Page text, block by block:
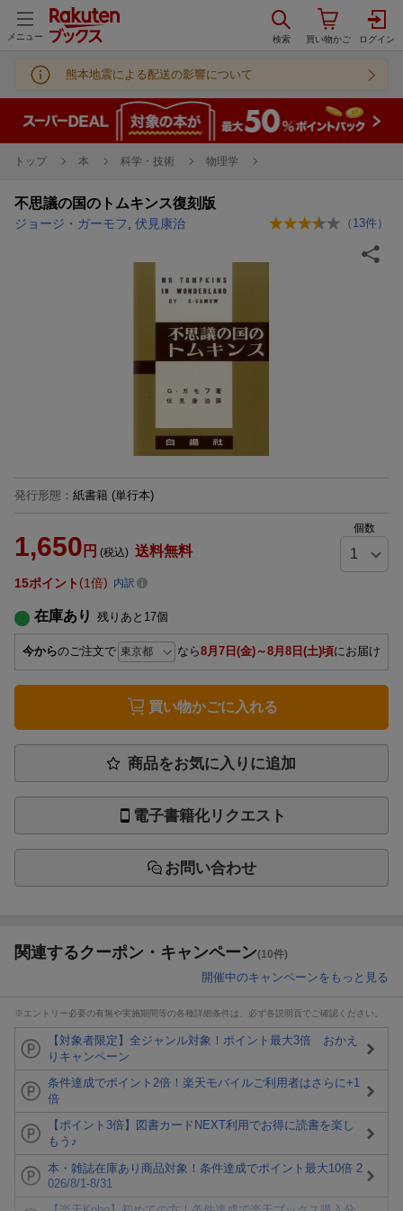
メニュー
熊本地震による配送の影響について
トップ 本 科学・技術 物理学
不思議の国のトムキンス復刻版
ジョージ・ガーモフ 伏見康治 （ 13件）
発行形態 ： 紙書籍 (単行本)
1,650 円 (税込) 送料無料
個数
15ポイント 1倍 内訳
在庫あり 残りあと 17個
今からのご注文で なら8月7日(金)～8月8日(土)頃にお届け
買い物かごに入れる
商品をお気に入りに追加
電子書籍化リクエスト
お問い合わせ
関連するクーポン・キャンペーン(10件)
開催中のキャンペーンをもっと見る
※エントリー必要の有無や実施期間等の各種詳細条件は、必ず各説明頁でご確認ください。
【対象者限定】全ジャンル対象！ポイント最大3倍 おかえ
りキャンペーン
条件達成でポイント2倍！楽天モバイルご利用者はさらに+1
倍
【ポイント3倍】図書カードNEXT利用でお得に読書を楽し
もう♪
本・雑誌在庫あり商品対象！条件達成でポイント最大10倍 2
026/8/1-8/31